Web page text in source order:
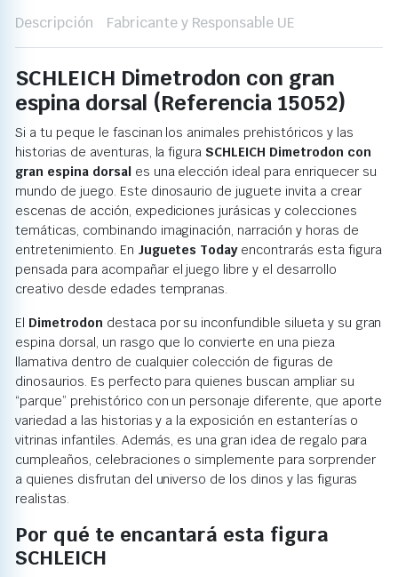
Descripción Fabricante y Responsable UE
SCHLEICH Dimetrodon con gran
espina dorsal (Referencia 15052)
Si a tu peque le fascinan los animales prehistóricos y las
historias de aventuras, la figura SCHLEICH Dimetrodon con
gran espina dorsal es una elección ideal para enriquecer su
mundo de juego. Este dinosaurio de juguete invita a crear
escenas de acción, expediciones jurásicas y colecciones
temáticas, combinando imaginación, narración y horas de
entretenimiento. En Juguetes Todayencontrarás esta figura
pensada para acompañar el juego libre y el desarrollo
creativo desde edades tempranas.
El Dimetrodondestaca por su inconfundible silueta y su gran
espina dorsal, un rasgo que lo convierte en una pieza
llamativa dentro de cualquier colección de figuras de
dinosaurios. Es perfecto para quienes buscan ampliar su
“parque” prehistórico con un personaje diferente, que aporte
variedad a las historias y a la exposición en estanterías o
vitrinas infantiles. Además, es una gran idea de regalo para
cumpleaños, celebraciones o simplemente para sorprender
a quienes disfrutan del universo de los dinos y las figuras
realistas.
Por qué te encantará esta figura
SCHLEICH